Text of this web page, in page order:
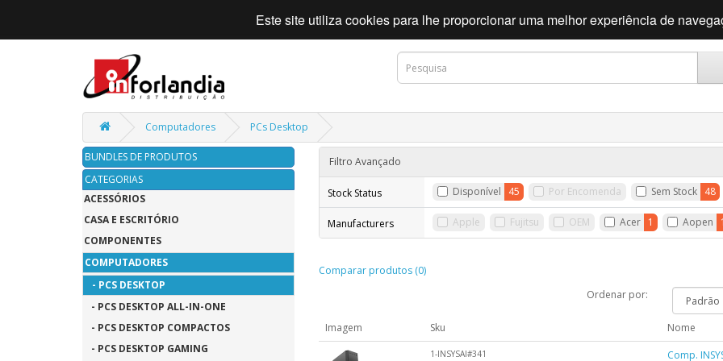
Computadores PCs Desktop
BUNDLES DE PRODUTOS
CATEGORIAS
ACESSÓRIOS
CASA E ESCRITÓRIO
COMPONENTES
COMPUTADORES
- PCS DESKTOP
- PCS DESKTOP ALL-IN-ONE
- PCS DESKTOP COMPACTOS
- PCS DESKTOP GAMING
Filtro Avançado
Stock Status Disponível 45 Por Encomenda Sem Stock 48
Manufacturers Apple Fujitsu OEM Acer 1 Aopen 1
Comparar produtos (0)
Ordenar por:
Imagem Sku Nome
1-INSYSAI#341 Comp.
Este site utiliza cookies para lhe proporcionar uma melhor experiência de